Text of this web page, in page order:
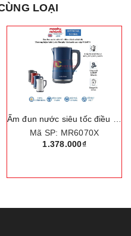
LOẠI
Mã SP: MR6070X
1.378.000₫